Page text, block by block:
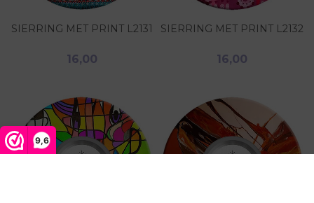
9,6
SIERRING MET PRINT L2131
16,00
SIERRING MET PRINT L2132
16,00